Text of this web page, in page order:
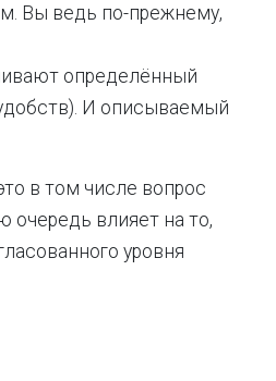
Вы ведь по-прежнему,
определённый
И описываемый
в том числе вопрос
очередь влияет на то,
уровня